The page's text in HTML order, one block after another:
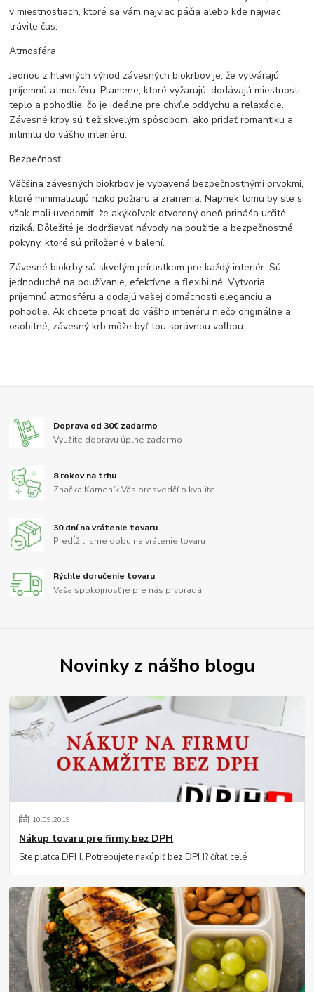
v miestnostiach, ktoré sa vám najviac páčia alebo kde najviac
trávite čas.
Atmosféra
Jednou z hlavných výhod závesných biokrbov je, že vytvárajú
príjemnú atmosféru. Plamene, ktoré vyžarujú, dodávajú miestnosti
teplo a pohodlie, čo je ideálne pre chvíle oddychu a relaxácie.
Závesné krby sú tiež skvelým spôsobom, ako pridať romantiku a
intimitu do vášho interiéru.
Bezpečnosť
Väčšina závesných biokrbov je vybavená bezpečnostnými prvokmi,
ktoré minimalizujú riziko požiaru a zranenia. Napriek tomu by ste si
však mali uvedomiť, že akýkoľvek otvorený oheň prináša určité
riziká. Dôležité je dodržiavať návody na použitie a bezpečnostné
pokyny, ktoré sú priložené v balení.
Závesné biokrby sú skvelým prírastkom pre každý interiér. Sú
jednoduché na používanie, efektívne a flexibilné. Vytvoria
príjemnú atmosféru a dodajú vašej domácnosti eleganciu a
pohodlie. Ak chcete pridať do vášho interiéru niečo originálne a
osobitné, závesný krb môže byť tou správnou voľbou.
Doprava od 30€ zadarmo
Využite dopravu úplne zadarmo
8 rokov na trhu
Značka Kameník Vás presvedčí o kvalite
30 dní na vrátenie tovaru
Predĺžili sme dobu na vrátenie tovaru
Rýchle doručenie tovaru
Vaša spokojnosť je pre nás prvoradá
Novinky z nášho blogu
10.09.2019
Nákup tovaru pre firmy bez DPH
Ste platca DPH. Potrebujete nakúpiť bez DPH?čítať celé